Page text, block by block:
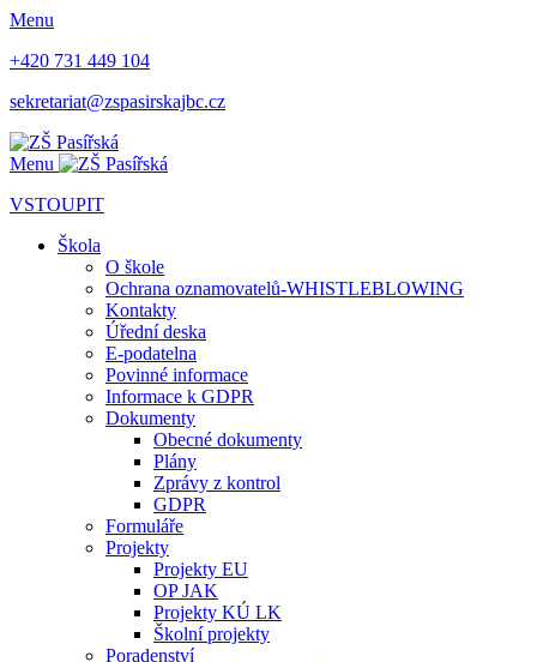
Menu
+420 731 449 104
sekretariat@zspasirskajbc.cz
Menu
VSTOUPIT
Škola
O škole
Ochrana oznamovatelů-WHISTLEBLOWING
Kontakty
Úřední deska
E-podatelna
Povinné informace
Informace k GDPR
Dokumenty
Obecné dokumenty
Plány
Zprávy z kontrol
GDPR
Formuláře
Projekty
Projekty EU
OP JAK
Projekty KÚ LK
Školní projekty
Poradenství